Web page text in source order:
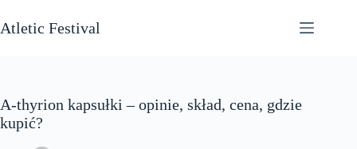
do
treści
Atletic Festival
A-thyrion kapsułki – opinie, skład, cena, gdzie
kupić?